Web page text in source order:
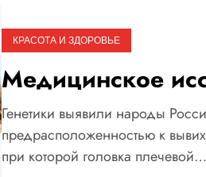
КРАСОТА И ЗДОРОВЬЕ
Медицинское
Генетики выявили народы
предрасположенностью к
при которой головка плечевой…